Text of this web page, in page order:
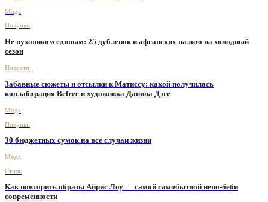
Мода
Покупки
Не пуховиком единым: 25 дубленок и афганских пальто на холодный
сезон
Новости
Забавные сюжеты и отсылки к Матиссу: какой получилась
коллаборация Befree и художника Данила Дэге
Мода
Покупки
30 бюджетных сумок на все случаи жизни
Мода
Стиль
Как повторить образы Айрис Лоу — самой самобытной непо-беби
современности